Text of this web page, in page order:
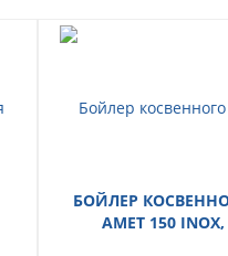
БОЙЛЕР
AMET 150 INOX,